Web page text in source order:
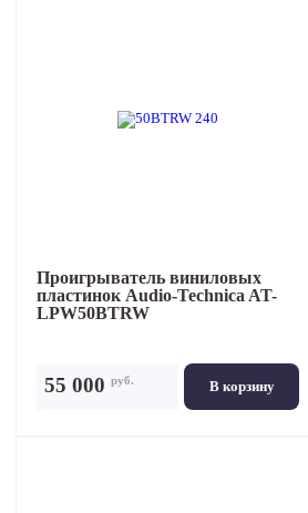
Проигрыватель виниловых
пластинок Audio-Technica AT-
LPW50BTRW
В корзину
55 000 руб.